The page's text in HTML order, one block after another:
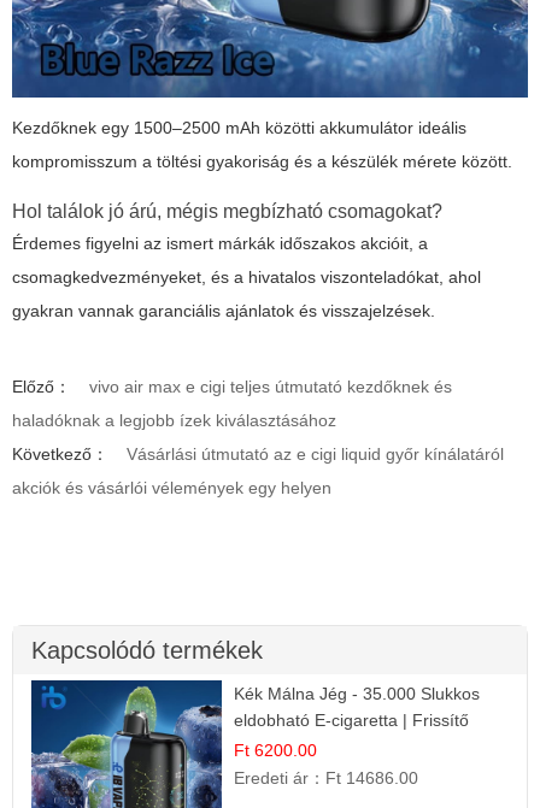
Kezdőknek egy 1500–2500 mAh közötti akkumulátor ideális
kompromisszum a töltési gyakoriság és a készülék mérete között.
Hol találok jó árú, mégis megbízható csomagokat?
Érdemes figyelni az ismert márkák időszakos akcióit, a
csomagkedvezményeket, és a hivatalos viszonteladókat, ahol
gyakran vannak garanciális ajánlatok és visszajelzések.
Előző：
vivo air max e cigi teljes útmutató kezdőknek és
haladóknak a legjobb ízek kiválasztásához
Következő：
Vásárlási útmutató az e cigi liquid győr kínálatáról
akciók és vásárlói vélemények egy helyen
Kapcsolódó termékek
Kék Málna Jég - 35.000 Slukkos
eldobható E-cigaretta | Frissítő
Ízélmény
Ft 6200.00
Eredeti ár： Ft 14686.00